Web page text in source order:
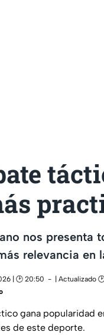
nos presenta
relevancia en
| 🕑 20:50
| Actualizado
gana popularidad
de este deporte.